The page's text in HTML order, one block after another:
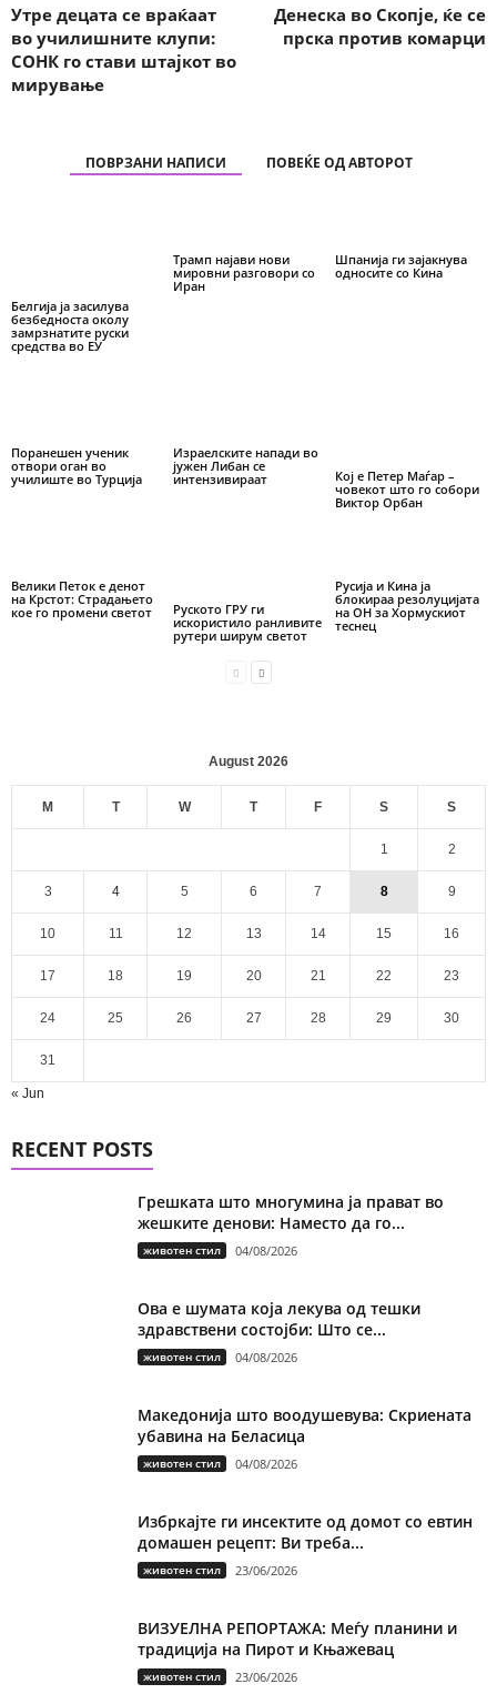
Утре децата се враќаат
во училишните клупи:
СОНК го стави штајкот во
мирување
Денеска во Скопје, ќе се
прска против комарци
ПОВРЗАНИ НАПИСИ ПОВЕЌЕ ОД АВТОРОТ
Белгија ја засилува
безбедноста околу
замрзнатите руски
средства во ЕУ
Трамп најави нови
мировни разговори со
Иран
Шпанија ги зајакнува
односите со Кина
Поранешен ученик
отвори оган во
училиште во Турција
Израелските напади во
јужен Либан се
интензивираат
Кој е Петер Маѓар –
човекот што го собори
Виктор Орбан
Велики Петок е денот
на Крстот: Страдањето
кое го промени светот
Руското ГРУ ги
искористило ранливите
рутери ширум светот
Русија и Кина ја
блокираа резолуцијата
на ОН за Хормускиот
теснец
August 2026
M T W T F S S
1 2
3 4 5 6 7 8 9
10 11 12 13 14 15 16
17 18 19 20 21 22 23
24 25 26 27 28 29 30
31
« Jun
RECENT POSTS
Грешката што многумина ја прават во
жешките денови: Наместо да го...
животен стил 04/08/2026
Ова е шумата која лекува од тешки
здравствени состојби: Што се...
животен стил 04/08/2026
Македонија што воодушевува: Скриената
убавина на Беласица
животен стил 04/08/2026
Избркајте ги инсектите од домот со евтин
домашен рецепт: Ви треба...
животен стил 23/06/2026
ВИЗУЕЛНА РЕПОРТАЖА: Меѓу планини и
традиција на Пирот и Књажевац
животен стил 23/06/2026